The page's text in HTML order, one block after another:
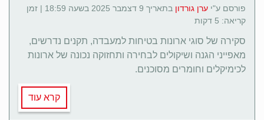
פורסם ע"י ערן גורדון
בתאריך 9 דצמבר 2025 בשעה 18:59 | זמן
קריאה: 5 דקות
סקירה של סוגי ארונות בטיחות למעבדה, תקנים נדרשים,
מאפייני הגנה ושיקולים לבחירה ותחזוקה נכונה של ארונות
לכימיקלים וחומרים מסוכנים.
קרא עוד